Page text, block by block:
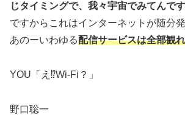
じタイミングで、我々宇宙でみてんで
ですからこれはインターネットが随分発
あのーいわゆる配信サービスは全部観
YOU「え⁉Wi-Fi？」
野口聡一